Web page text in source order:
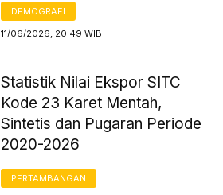
DEMOGRAFI
11/06/2026, 20:49 WIB
Statistik Nilai Ekspor SITC
Kode 23 Karet Mentah,
Sintetis dan Pugaran Periode
2020-2026
PERTAMBANGAN